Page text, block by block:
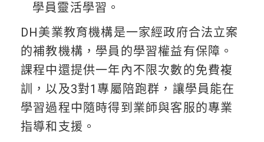
學員靈活學習。
DH美業教育機構是一家經政府合法立案
的補教機構，學員的學習權益有保障。
課程中還提供一年內不限次數的免費複
訓，以及3對1專屬陪跑群，讓學員能在
學習過程中隨時得到業師與客服的專業
指導和支援。